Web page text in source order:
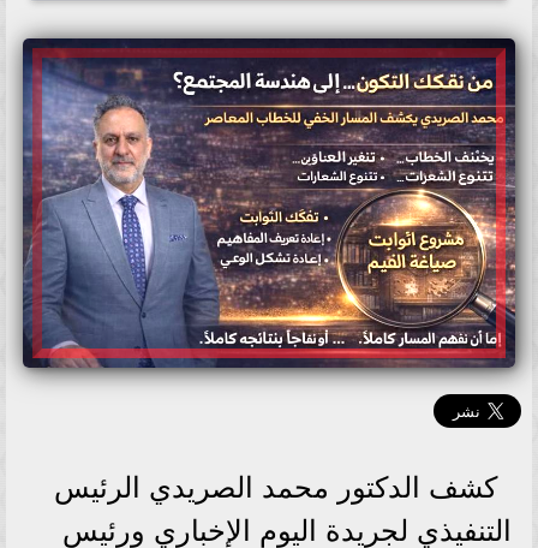
كشف الدكتور محمد الصريدي الرئيس
التنفيذي لجريدة اليوم الإخباري ورئيس